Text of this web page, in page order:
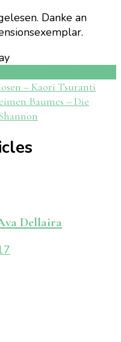
Danke an
– Kaori Tsuranti
Baumes – Die
Dellaira